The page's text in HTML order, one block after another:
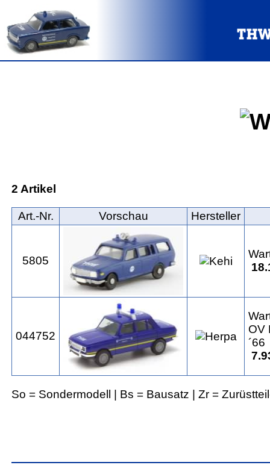
2 Artikel
Art.‑Nr. Vorschau Hersteller
5805
044752
OV
´66
So = Sondermodell | Bs = Bausatz | Zr =